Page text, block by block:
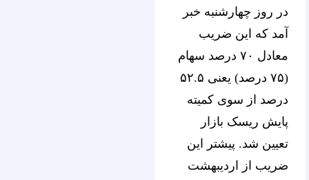
در روز چهارشنبه خبر
آمد که این ضریب
معادل ۷۰ درصد سهام
(۷۵ درصد) یعنی ۵۲.۵
درصد از سوی کمیته
پایش ریسک بازار
تعیین شد. پیشتر این
ضریب از اردیبهشت